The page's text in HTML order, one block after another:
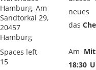
Hamburg, Am
Sandtorkai 29,
20457
Hamburg
Spaces left
15
neues
das
Am
18:30